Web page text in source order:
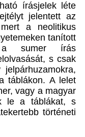
írásjelek léte
jelentett az
mert a neolitikus
tanított
a sumer írás
s csak
táblákon. A lelet
vagy a magyar
le a táblákat, s
történeti